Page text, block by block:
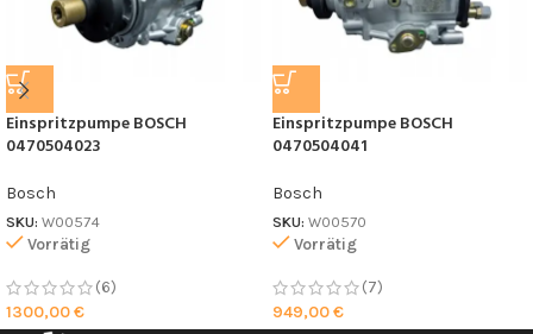
Einspritzpumpe BOSCH
0470504023
Bosch
SKU: W00574
Vorrätig
(6)
1300,00€
Einspritzpumpe BOSCH
0470504041
Bosch
SKU: W00570
Vorrätig
(7)
949,00€